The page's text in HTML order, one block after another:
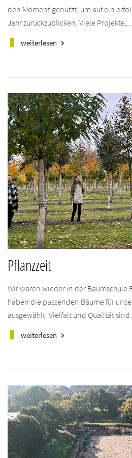
den Moment genutzt, um auf ein
Jahr zurückzublicken. Viele Projekte,...
weiterlesen keyboard_arrow_right
Pflanzzeit
Wir waren wieder in der Baumschule
haben die passenden Bäume für
ausgewählt. Vielfalt und Qualität
weiterlesen keyboard_arrow_right